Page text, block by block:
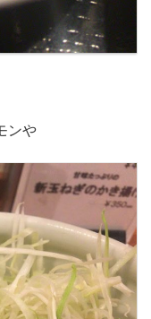
ンや